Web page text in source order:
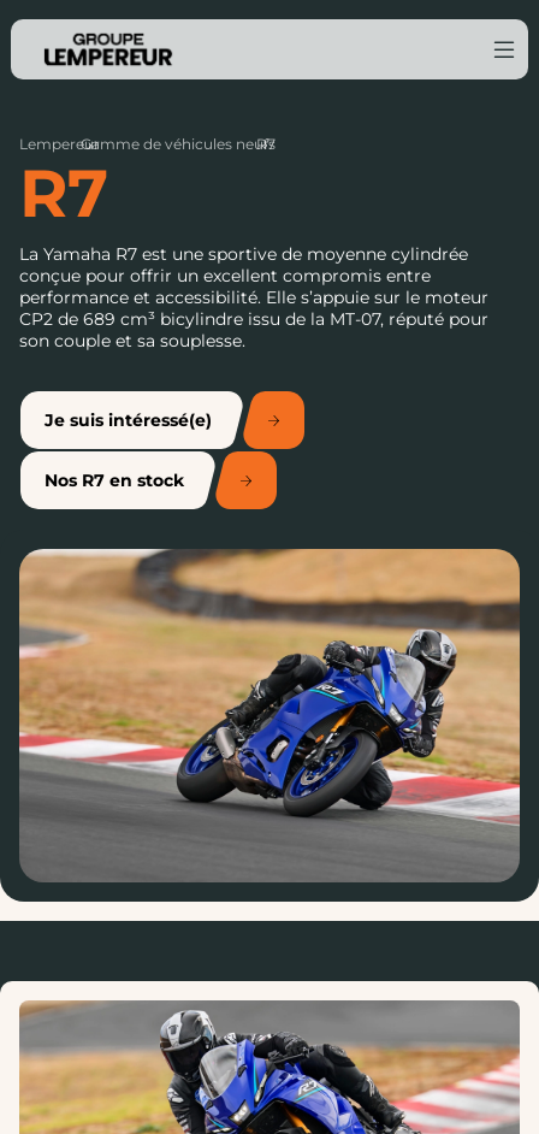
Lempereur
›
Gamme de véhicules neufs
›
R7
R7
La Yamaha R7 est une sportive de moyenne cylindrée
conçue pour offrir un excellent compromis entre
performance et accessibilité. Elle s’appuie sur le moteur
CP2 de 689 cm³ bicylindre issu de la MT-07, réputé pour
son couple et sa souplesse.
Je suis intéressé(e)
Nos R7 en stock